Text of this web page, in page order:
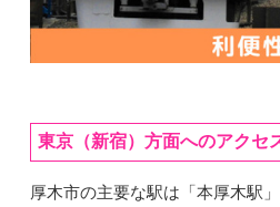
東京（新宿）方面へのアクセ
厚木市の主要な駅は「本厚木駅」